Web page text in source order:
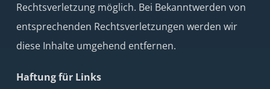
Rechtsverletzung möglich. Bei Bekanntwerden von
entsprechenden Rechtsverletzungen werden wir
diese Inhalte umgehend entfernen.
Haftung für Links